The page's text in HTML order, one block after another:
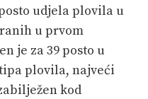
udjela plovila u
u prvom
je za 39 posto u
plovila, najveći
kod